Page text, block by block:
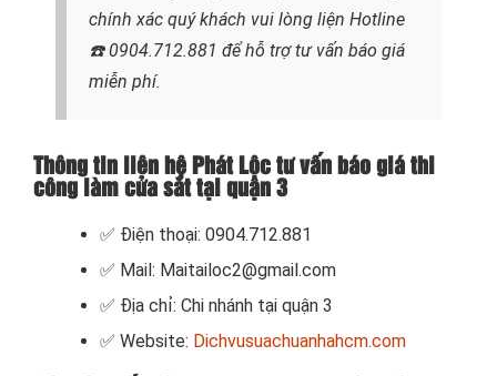
chính xác quý khách vui lòng liện Hotline
☎️ 0904.712.881 để hỗ trợ tư vấn báo giá
miễn phí.
Thông tin liên hệ Phát Lộc tư vấn báo giá thi
công làm cửa sắt tại quận 3
✅ Điện thoại: 0904.712.881
✅ Mail: Maitailoc2@gmail.com
✅ Địa chỉ: Chi nhánh tại quận 3
✅ Website: Dichvusuachuanhahcm.com